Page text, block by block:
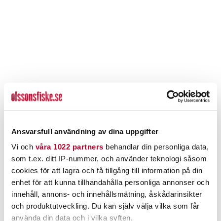
Ansvarsfull användning av dina uppgifter
Vi och våra 1022 partners behandlar din personliga data,
som t.ex. ditt IP-nummer, och använder teknologi såsom
cookies för att lagra och få tillgång till information på din
enhet för att kunna tillhandahålla personliga annonser och
innehåll, annons- och innehållsmätning, åskådarinsikter
och produktutveckling. Du kan själv välja vilka som får
använda din data och i vilka syften.